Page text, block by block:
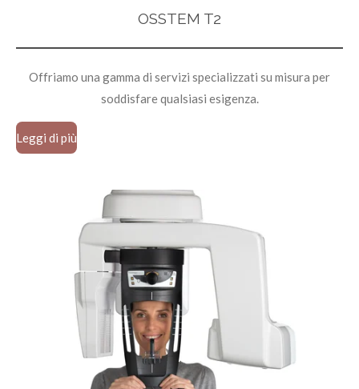
OSSTEM T2
Offriamo una gamma di servizi specializzati su misura per
soddisfare qualsiasi esigenza.
Leggi di più